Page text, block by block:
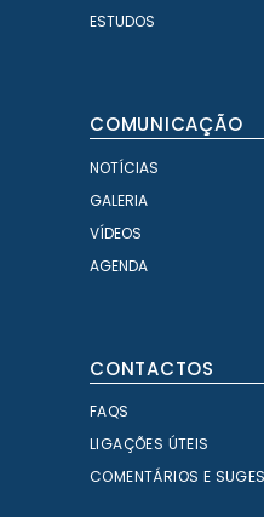
ESTUDOS
COMUNICAÇÃO
NOTÍCIAS
GALERIA
VÍDEOS
AGENDA
CONTACTOS
FAQS
LIGAÇÕES ÚTEIS
COMENTÁRIOS E